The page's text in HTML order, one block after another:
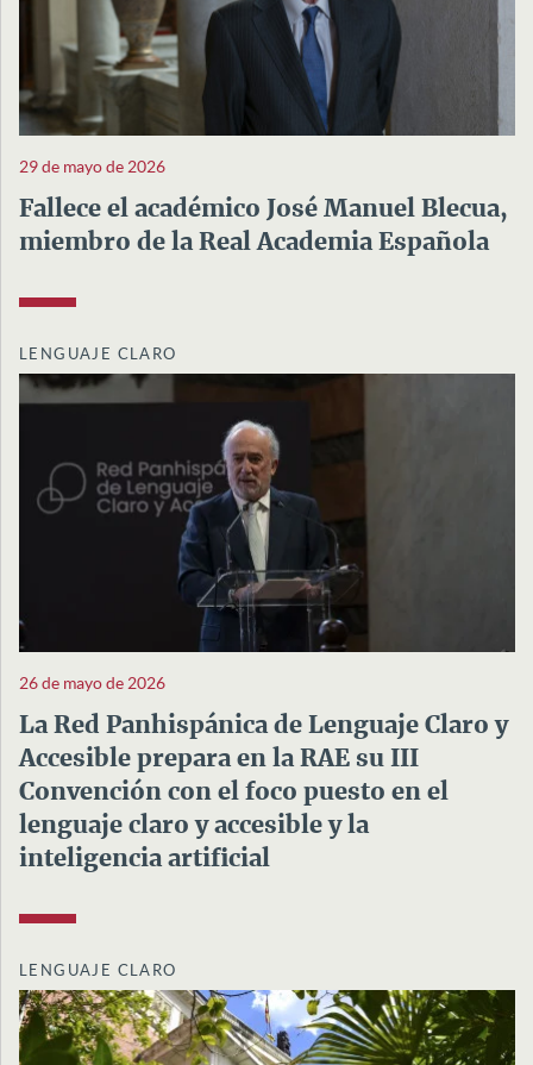
29 de mayo de 2026
Fallece el académico José Manuel Blecua,
miembro de la Real Academia Española
LENGUAJE CLARO
26 de mayo de 2026
La Red Panhispánica de Lenguaje Claro y
Accesible prepara en la RAE su III
Convención con el foco puesto en el
lenguaje claro y accesible y la
inteligencia artificial
LENGUAJE CLARO